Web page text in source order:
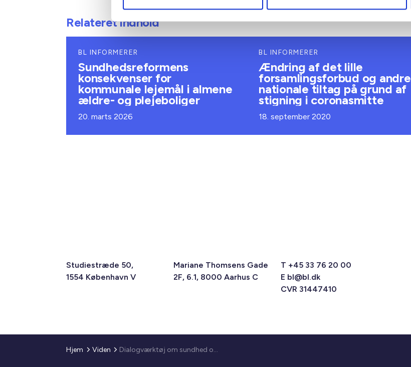
Relateret indhold
BL INFORMERER
Sundhedsreformens
konsekvenser for
kommunale lejemål i almene
ældre- og plejeboliger
20. marts 2026
BL INFORMERER
Ændring af det lille
forsamlingsforbud og andre
nationale tiltag på grund af
stigning i coronasmitte
18. september 2020
Studiestræde 50,
1554 København V
Mariane Thomsens Gade
2F, 6.1, 8000 Aarhus C
T +45 33 76 20 00
E bl@bl.dk
CVR 31447410
Hjem Viden Dialogværktøj om sundhed og beskæftigelse